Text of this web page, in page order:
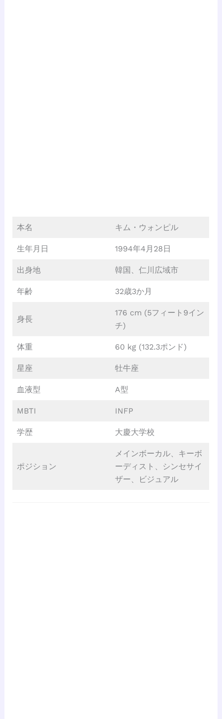
本名 キム・ウォンピル
生年月日 1994年4月28日
出身地 韓国、仁川広域市
年齢 32歳3か月
身長
176 cm (5フィート9イン
チ)
体重 60 kg (132.3ポンド)
星座 牡牛座
血液型 A型
MBTI INFP
学歴 大慶大学校
ポジション
メインボーカル、キーボ
ーディスト、シンセサイ
ザー、ビジュアル